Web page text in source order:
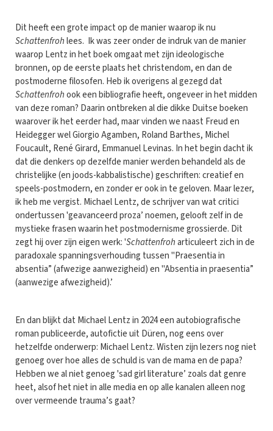
Dit heeft een grote impact op de manier waarop ik nu
Schattenfrohlees. Ik was zeer onder de indruk van de manier
waarop Lentz in het boek omgaat met zijn ideologische
bronnen, op de eerste plaats het christendom, en dan de
postmoderne filosofen. Heb ik overigens al gezegd dat
Schattenfrohook een bibliografie heeft, ongeveer in het midden
van deze roman? Daarin ontbreken al die dikke Duitse boeken
waarover ik het eerder had, maar vinden we naast Freud en
Heidegger wel Giorgio Agamben, Roland Barthes, Michel
Foucault, René Girard, Emmanuel Levinas. In het begin dacht ik
dat die denkers op dezelfde manier werden behandeld als de
christelijke (en joods-kabbalistische) geschriften: creatief en
speels-postmodern, en zonder er ook in te geloven. Maar lezer,
ik heb me vergist. Michael Lentz, de schrijver van wat critici
ondertussen 'geavanceerd proza’ noemen, gelooft zelf in de
mystieke frasen waarin het postmodernisme grossierde. Dit
zegt hij over zijn eigen werk: 'Schattenfroharticuleert zich in de
paradoxale spanningsverhouding tussen "Praesentia in
absentia” (afwezige aanwezigheid) en "Absentia in praesentia”
(aanwezige afwezigheid).’
En dan blijkt dat Michael Lentz in 2024 een autobiografische
roman publiceerde, autofictie uit Düren, nog eens over
hetzelfde onderwerp: Michael Lentz. Wisten zijn lezers nog niet
genoeg over hoe alles de schuld is van de mama en de papa?
Hebben we al niet genoeg 'sad girl literature’ zoals dat genre
heet, alsof het niet in alle media en op alle kanalen alleen nog
over vermeende trauma’s gaat?